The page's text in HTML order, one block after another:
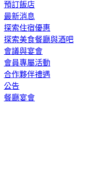
預訂飯店
最新消息
探索住宿優惠
探索美食餐廳與酒吧
會議與宴會
會員專屬活動
合作夥伴禮遇
公告
餐廳宴會